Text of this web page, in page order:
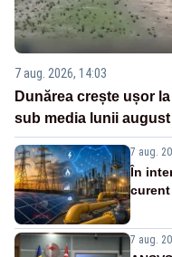
7 aug. 2026, 14:03
Dunărea crește ușor
sub media lunii august
7 aug.
În
curent
7 aug.